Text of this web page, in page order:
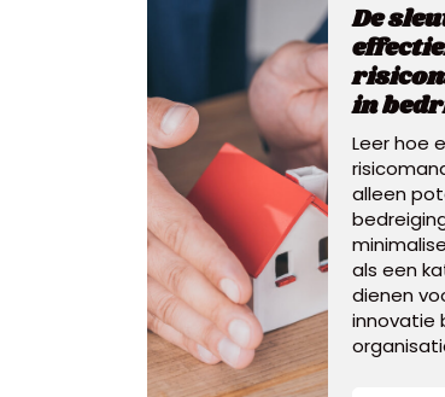
De
in
Leer hoe
alleen
als een
dienen
innovatie